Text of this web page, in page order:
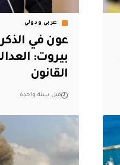
عربي ودولي
عون في
بيروت:
القانون
قبل سنة واحدة